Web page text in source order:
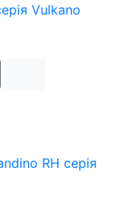
Vulkano